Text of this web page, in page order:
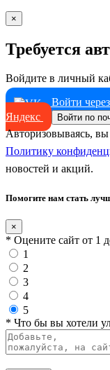
×
Требуется
Войдите в личный
Войти
Яндекс
Войти по
Авторизовываясь,
Политику
новостей и акций.
Помогите нам стать
×
* Оцените сайт от 1
1
2
3
4
5
* Что бы вы хотели